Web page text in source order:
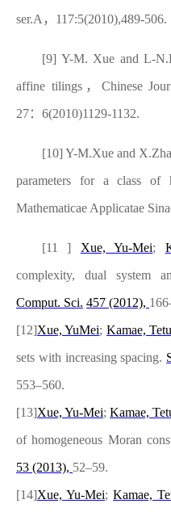
ser.A ， 117:5(2010),489-506.
[9] Y-M. Xue and L-
affine tilings， Chinese
27： 6(2010)1129-1132.
[10] Y-M.Xue and
parameters for a class of
Mathematicae Applicatae
[11 ] Xue, Yu-Mei;
complexity, dual system
Comput. Sci. 457 (2012),
[12]Xue, YuMei; Kamae,
sets with increasing spacing.
553–560.
[13]Xue, Yu-Mei; Kamae,
of homogeneous Moran
53 (2013), 52–59.
[14]Xue, Yu-Mei; Kamae,